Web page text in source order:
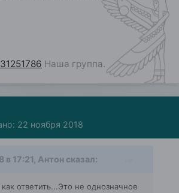
Наша группа.
22 ноября 2018
в 17:21, Антон сказал:
ответить...Это не однозначное